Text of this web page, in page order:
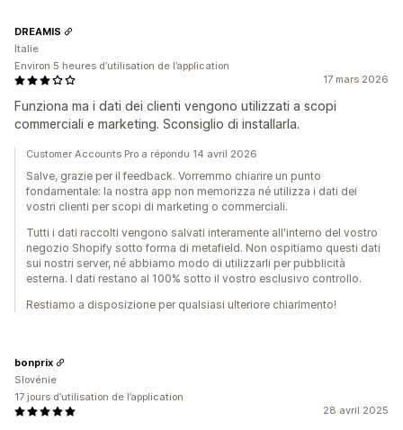
17 mars 2026
Funziona ma i dati dei clienti vengono utilizzati a scopi
commerciali e marketing. Sconsiglio di installarla.
DREAMIS
Italie
Environ 5 heures d’utilisation de l’application
Customer Accounts Pro a répondu 14 avril 2026
Salve, grazie per il feedback. Vorremmo chiarire un punto
fondamentale: la nostra app non memorizza né utilizza i dati dei
vostri clienti per scopi di marketing o commerciali.
Tutti i dati raccolti vengono salvati interamente all'interno del vostro
negozio Shopify sotto forma di metafield. Non ospitiamo questi dati
sui nostri server, né abbiamo modo di utilizzarli per pubblicità
esterna. I dati restano al 100% sotto il vostro esclusivo controllo.
Restiamo a disposizione per qualsiasi ulteriore chiarimento!
28 avril 2025
bonprix
Slovénie
17 jours d’utilisation de l’application